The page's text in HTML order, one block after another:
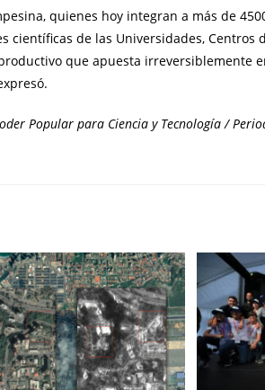
quienes hoy integran a más de
científicas de las Universidades, Centros
que apuesta irreversiblemente
Popular para Ciencia y Tecnología /